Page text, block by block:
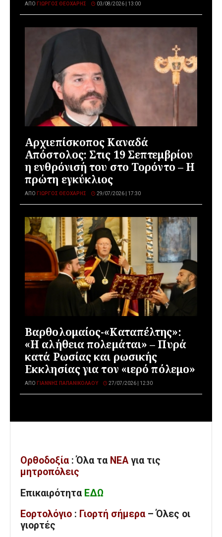
ΑΠΌ ΓΙΏΡΓΟΣ ΘΕΟΧΆΡΗΣ 03/08/2026 | 13:00
Αρχιεπίσκοπος Καναδά
Απόστολος: Στις 19 Σεπτεμβρίου
η ενθρόνισή του στο Τορόντο – Η
πρώτη εγκύκλιος
ΑΠΌ ΓΙΏΡΓΟΣ ΘΕΟΧΆΡΗΣ 29/07/2026 | 17:30
Βαρθολομαίος-«Καταπέλτης»:
«Η αλήθεια πολεμάται» – Πυρά
κατά Ρωσίας και ρωσικής
Εκκλησίας για τον «ιερό πόλεμο»
ΑΠΌ ΓΙΆΝΝΗΣ ΠΑΠΑΝΙΚΟΛΆΟΥ 27/07/2026 | 12:30
Ορθοδοξία : Όλα τα ΝΕΑ για τις
μητροπόλεις
Επικαιρότητα ΕΔΩ
Εορτολόγιο : Γιορτή σήμερα – Όλες οι
γιορτές